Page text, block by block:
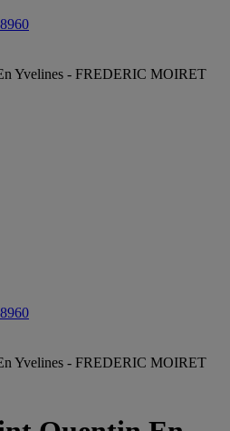
Yvelines - FREDERIC MOIRET
Yvelines - FREDERIC MOIRET